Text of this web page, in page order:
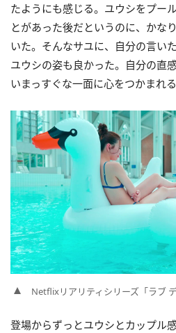
たようにも感じる。ユウシをプー
とがあった後だというのに、かな
いた。そんなサユに、自分の言い
ユウシの姿も良かった。自分の直
いまっすぐな一面に心をつかまれる
Netflixリアリティシリーズ「ラブ
登場からずっとユウシとカップル